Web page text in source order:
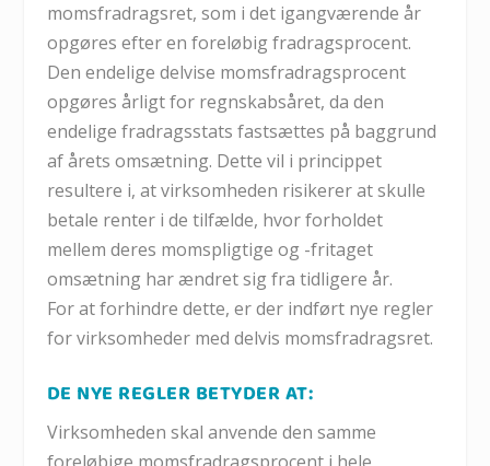
momsfradragsret, som i det igangværende år
opgøres efter en foreløbig fradragsprocent.
Den endelige delvise momsfradragsprocent
opgøres årligt for regnskabsåret, da den
endelige fradragsstats fastsættes på baggrund
af årets omsætning. Dette vil i princippet
resultere i, at virksomheden risikerer at skulle
betale renter i de tilfælde, hvor forholdet
mellem deres momspligtige og -fritaget
omsætning har ændret sig fra tidligere år.
For at forhindre dette, er der indført nye regler
for virksomheder med delvis momsfradragsret.
DE NYE REGLER BETYDER AT:
Virksomheden skal anvende den samme